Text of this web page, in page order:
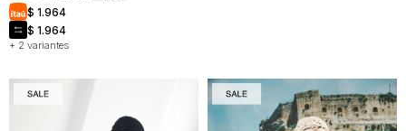
+ 2 variantes
$ 1.964
$ 1.964